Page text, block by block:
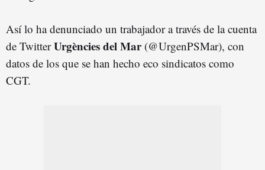
Así lo ha denunciado un trabajador a través de la cuenta
de TwitterUrgències del Mar(@UrgenPSMar), con
datos de los que se han hecho eco sindicatos como
CGT.